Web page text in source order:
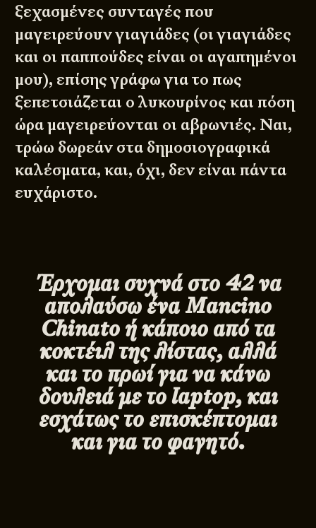
ξεχασμένες συνταγές που
μαγειρεύουν γιαγιάδες (οι γιαγιάδες
και οι παππούδες είναι οι αγαπημένοι
μου), επίσης γράφω για το πως
ξεπετσιάζεται ο λυκουρίνος και ​πόση
ώρα μαγειρεύονται οι αβρωνιές. Ναι,
τρώω δωρεάν στα δημοσιογραφικά
καλέσματα, και, όχι, δεν είναι πάντα
ευχάριστο.
Έρχομαι συχνά στο ​42​ να
απολαύσω έναMancino
Chinato ή κάποιο από τα
κοκτέιλ της λίστας, αλλά
και το πρωί για να κάνω
δουλειά με το laptop, και
εσχάτως το επισκέπτομαι
και για το φαγητό.